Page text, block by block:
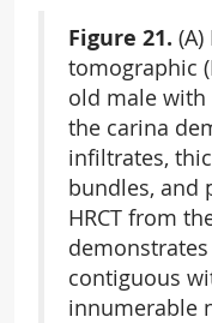
Figure 21.
tomographic
old male with
the carina
infiltrates,
bundles, and
HRCT from
contiguous
innumerable